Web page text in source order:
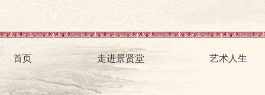
首页 走进景贤堂 艺术人生